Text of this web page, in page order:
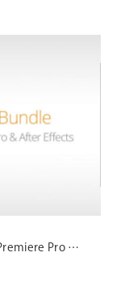
Pro …